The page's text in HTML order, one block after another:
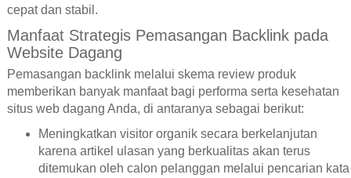
cepat dan stabil.
Manfaat Strategis Pemasangan Backlink pada
Website Dagang
Pemasangan backlink melalui skema review produk
memberikan banyak manfaat bagi performa serta kesehatan
situs web dagang Anda, di antaranya sebagai berikut:
Meningkatkan visitor organik secara berkelanjutan
karena artikel ulasan yang berkualitas akan terus
ditemukan oleh calon pelanggan melalui pencarian kata